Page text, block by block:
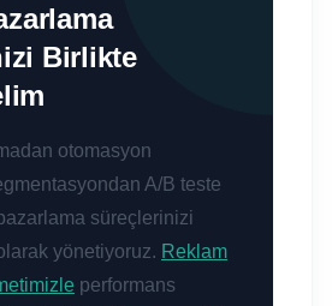
Birlikte
otomasyon
A/B teste
süreçlerinizi
yönetiyoruz. Reklam
performans